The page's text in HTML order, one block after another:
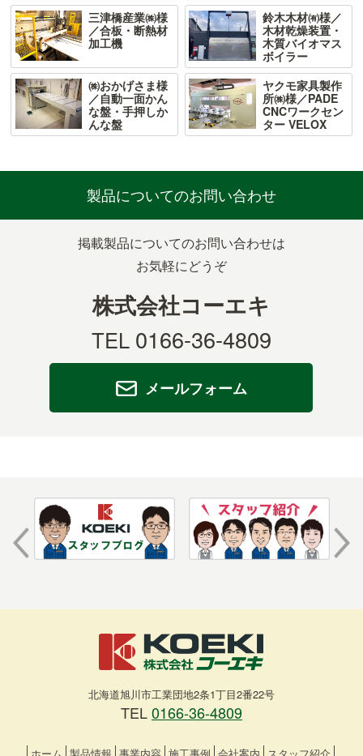
三津橋産業㈱様
／合板・断熱材
加工機
鈴木木材㈲様／
木材乾燥装置・
木質バイオマス
ボイラー
㈱おかげさま様
／自動一面かん
な盤・手押しか
んな盤
ヤクモ家具製作
所㈱様／PADE
CNCワークセン
ター VELOX
製品についてのお問い合わせ
掲載製品についてのお問い合わせは
お気軽にどうぞ
株式会社コーエキ
TEL 0166-36-4809
メールフォーム
北海道旭川市工業団地2条1丁目2番22号
TEL0166-36-4809
ホーム 製品情報 事業内容 施工事例 会社案内 スタッフ紹介